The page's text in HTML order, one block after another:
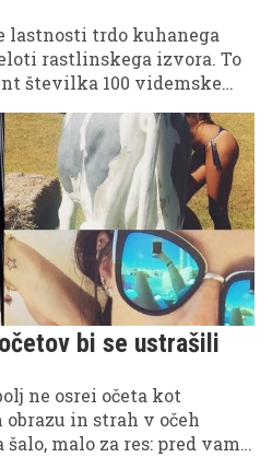
lastnosti trdo kuhanega
rastlinskega izvora. To
številka 100 videmske
bi se ustrašili
ne osrei očeta kot
in strah v očeh
šalo, malo za res: pred vami